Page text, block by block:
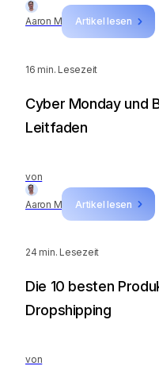
Aaron M Artikel lesen
16 min. Lesezeit
von
Aaron M Artikel lesen
Cyber Monday und
Leitfaden
24 min. Lesezeit
von
Die 10 besten
Dropshipping